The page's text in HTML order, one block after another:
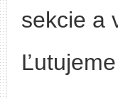
sekcie a